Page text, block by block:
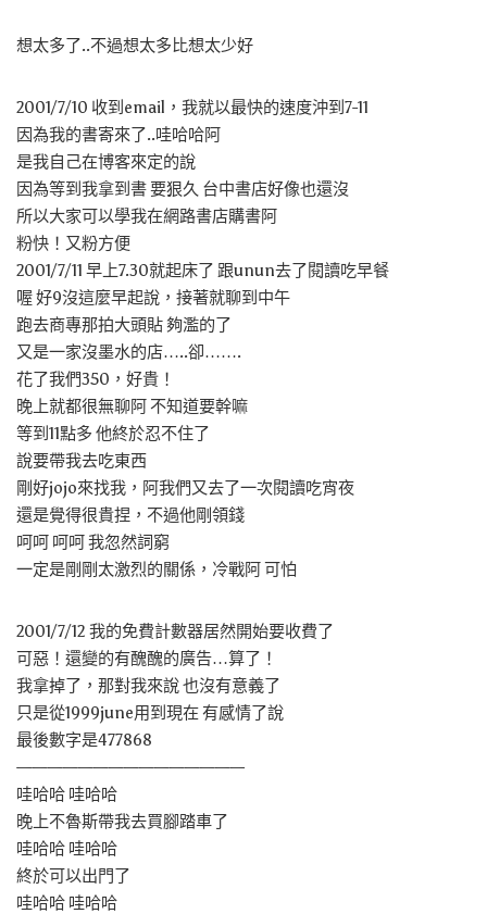
想太多了..不過想太多比想太少好
2001/7/10 收到email，我就以最快的速度沖到7-11
因為我的書寄來了..哇哈哈阿
是我自己在博客來定的說
因為等到我拿到書 要狠久 台中書店好像也還沒
所以大家可以學我在網路書店購書阿
粉快！又粉方便
2001/7/11 早上7.30就起床了 跟unun去了閱讀吃早餐
喔 好9沒這麼早起說，接著就聊到中午
跑去商專那拍大頭貼 夠濫的了
又是一家沒墨水的店…..卻…….
花了我們350，好貴！
晚上就都很無聊阿 不知道要幹嘛
等到11點多 他終於忍不住了
說要帶我去吃東西
剛好jojo來找我，阿我們又去了一次閱讀吃宵夜
還是覺得很貴捏，不過他剛領錢
呵呵 呵呵 我忽然詞窮
一定是剛剛太激烈的關係，冷戰阿 可怕
2001/7/12 我的免費計數器居然開始要收費了
可惡！還變的有醜醜的廣告…算了！
我拿掉了，那對我來說 也沒有意義了
只是從1999june用到現在 有感情了說
最後數字是477868
———————————————
哇哈哈 哇哈哈
晚上不魯斯帶我去買腳踏車了
哇哈哈 哇哈哈
終於可以出門了
哇哈哈 哇哈哈